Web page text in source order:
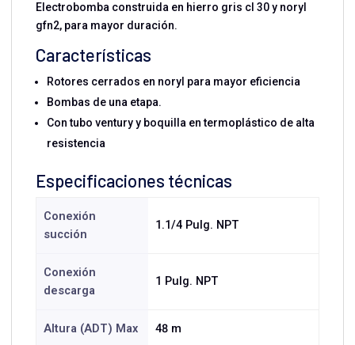
Electrobomba construida en hierro gris cl 30 y noryl
gfn2, para mayor duración.
Características
Rotores cerrados en noryl para mayor eficiencia
Bombas de una etapa.
Con tubo ventury y boquilla en termoplástico de alta
resistencia
Especificaciones técnicas
Conexión
succión
1.1/4 Pulg. NPT
Conexión
descarga
1 Pulg. NPT
Altura (ADT) Max 48 m